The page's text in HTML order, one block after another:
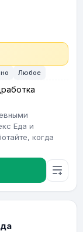
Любое
Еда и
когда